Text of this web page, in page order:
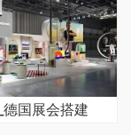
德国展会搭建